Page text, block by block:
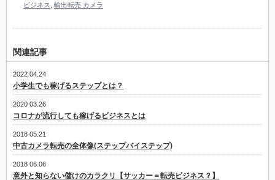
ビジネス
輸出転売 カメラ
関連記事
2022 04.24
小学生でも稼げるステップとは？
2020 03.26
コロナが流行しても稼げるビジネスとは
2018 05.21
中古カメラ転売の全体像(ステップバイステップ)
2018 06.06
意外と知らない儲けのカラクリ【サッカー＝転売ビジネス？】